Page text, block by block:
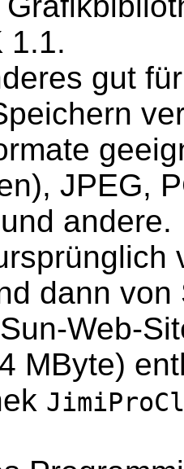
1.1.
gut
JPEG,
andere.
dann von
Web-
MByte)